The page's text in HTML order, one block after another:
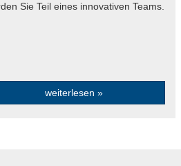
Sie Teil eines innovativen Teams.
weiterlesen »